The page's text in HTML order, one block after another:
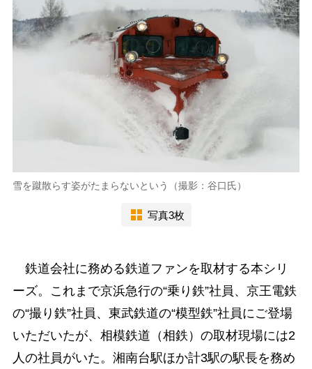
雪を蹴散らす姿がたまらないという（撮影：谷口氏）
写真3枚
鉄道会社に務める鉄道ファンを取材する本シリ
ーズ。これまで京浜急行の“乗り鉄”社員、京王電鉄
の“撮り鉄”社員、東武鉄道の“模型鉄”社員にご登場
いただいたが、相模鉄道（相鉄）の取材現場には2
人の社員がいた。湘南台駅ほか計3駅の駅長を務め